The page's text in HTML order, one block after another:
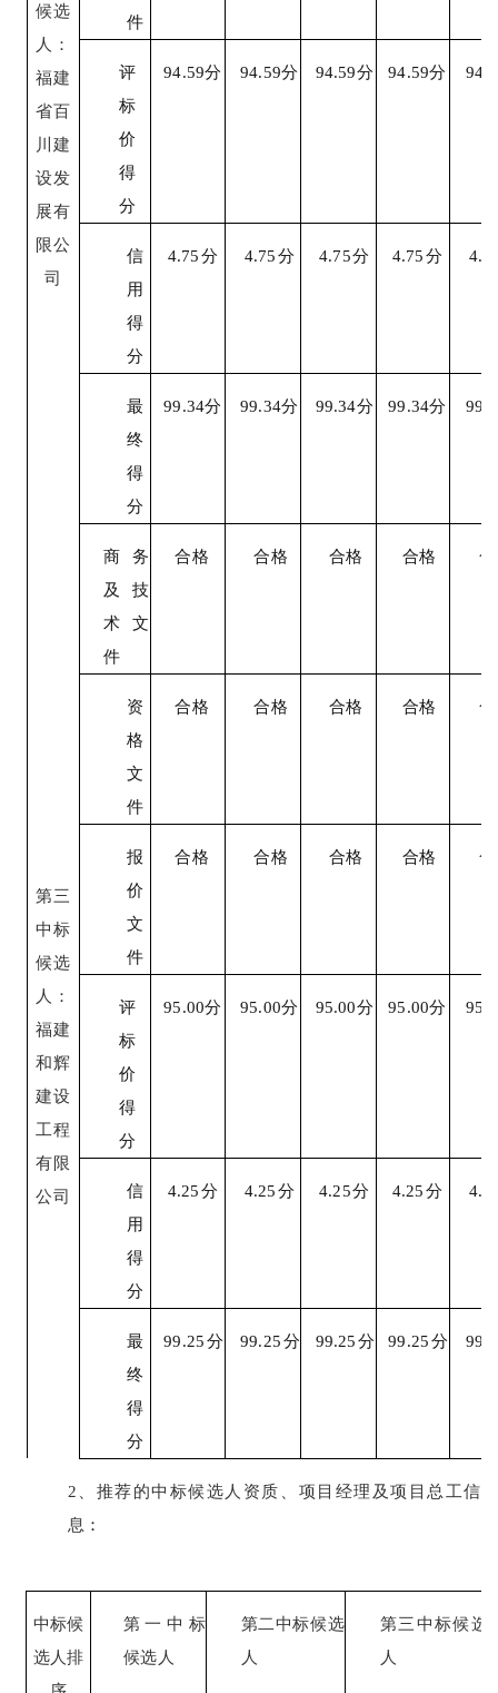
候选
人：
福建
省百
川建
设发
展有
限公
司
件
评
标
价
得
分
94.59分 94.59分 94.59分 94.59分
信
用
得
分
4.75分 4.75分 4.75分 4.75分 4.
最
终
得
分
99.34分 99.34分 99.34分 99.34分 99.
第三
中标
候选
人：
福建
和辉
建设
工程
有限
公司
商务
及技
术文
件
合格 合格 合格 合格
资
格
文
件
合格 合格 合格 合格
报
价
文
件
合格 合格 合格 合格
评
标
价
得
分
95.00分 95.00分 95.00分 95.00分
信
用
得
分
4.25分 4.25分 4.25分 4.25分
最
终
得
分
99.25分 99.25分 99.25分 99.25分 99.2
2、推荐的中标候选人资质、项目经理及项目总工信
息 ：
中标候
选人排
第一中标
候选人
第二中标候选
人
第三中标候选
人